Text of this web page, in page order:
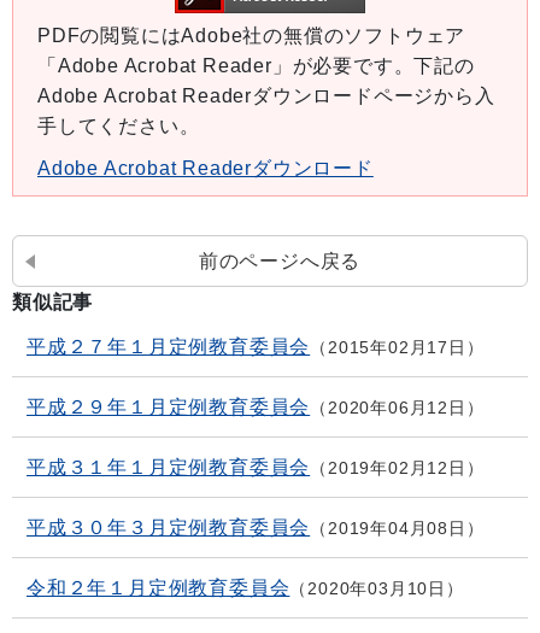
PDFの閲覧にはAdobe社の無償のソフトウェア
「Adobe Acrobat Reader」が必要です。下記の
Adobe Acrobat Readerダウンロードページから入
手してください。
Adobe Acrobat Readerダウンロード
前のページへ戻る
類似記事
平成２７年１月定例教育委員会 2015年02月17日
平成２９年１月定例教育委員会 2020年06月12日
平成３１年１月定例教育委員会 2019年02月12日
平成３０年３月定例教育委員会 2019年04月08日
令和２年１月定例教育委員会 2020年03月10日